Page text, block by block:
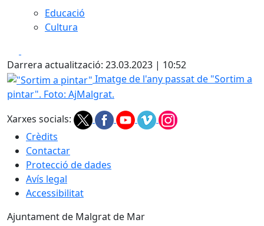
Educació
Cultura
Darrera actualització: 23.03.2023 | 10:52
"Sortim a pintar"
Imatge de l'any passat de "Sortim a
pintar". Foto: AjMalgrat.
Xarxes socials:
Crèdits
Contactar
Protecció de dades
Avís legal
Accessibilitat
Ajuntament de Malgrat de Mar